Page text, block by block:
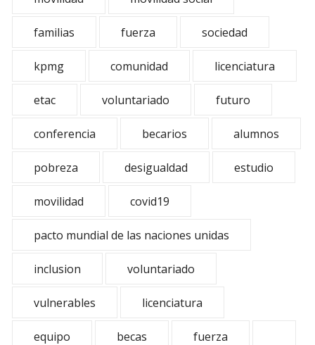
familias fuerza sociedad
kpmg comunidad licenciatura
etac voluntariado futuro
conferencia becarios alumnos
pobreza desigualdad estudio
movilidad covid19
pacto mundial de las naciones unidas
inclusion voluntariado
vulnerables licenciatura
equipo becas fuerza